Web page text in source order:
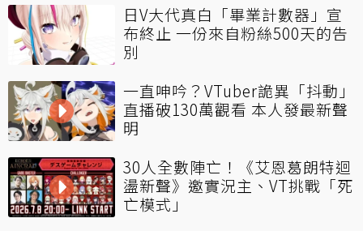
日V大代真白「畢業計數器」宣
布終止 一份來自粉絲500天的告
別
一直呻吟？VTuber詭異「抖動」
直播破130萬觀看 本人發最新聲
明
30人全數陣亡！《艾恩葛朗特迴
盪新聲》邀實況主、VT挑戰「死
亡模式」